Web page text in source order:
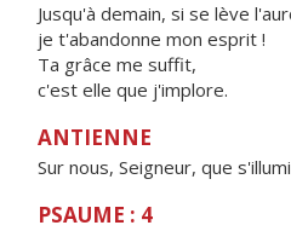
Jusqu'à demain, si se lève
je t'abandonne mon esprit !
Ta grâce me suffit,
c'est elle que j'implore.
ANTIENNE
Sur nous, Seigneur, que
PSAUME : 4